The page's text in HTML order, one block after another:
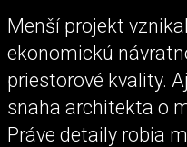
Menší projekt
ekonomickú
priestorové kvality.
snaha architekta o
Práve detaily robia